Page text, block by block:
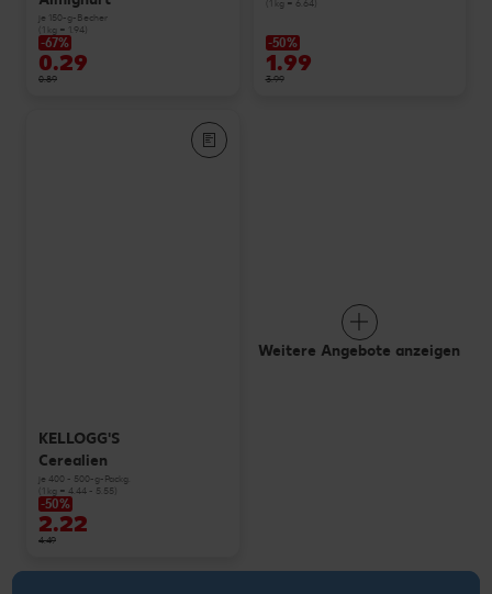
je 150-g-Becher
(1 kg = 1.94)
-67%
0.29
0.89
(1 kg = 6.64)
-50%
1.99
3.99
KELLOGG'S
Cerealien
je 400 - 500-g-Packg.
(1 kg = 4.44 - 5.55)
-50%
2.22
4.49
Weitere Angebote anzeigen